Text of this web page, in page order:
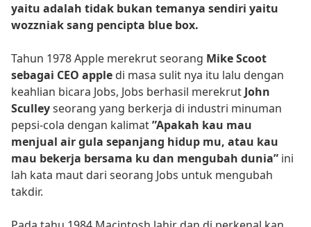
yaitu adalah tidak bukan temanya sendiri yaitu
wozzniak sang pencipta blue box.
Tahun 1978 Apple merekrut seorang Mike Scoot
sebagai CEO apple di masa sulit nya itu lalu dengan
keahlian bicara Jobs, Jobs berhasil merekrut John
Sculleyseorang yang berkerja di industri minuman
pepsi-cola dengan kalimat”Apakah kau mau
menjual air gula sepanjang hidup mu, atau kau
mau bekerja bersama ku dan mengubah dunia” ini
lah kata maut dari seorang Jobs untuk mengubah
takdir.